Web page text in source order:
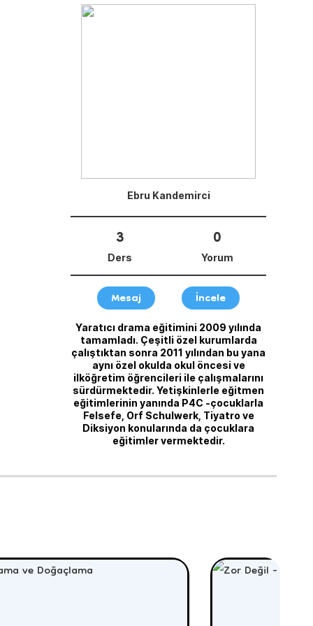
Ebru Kandemirci
3
Ders
0
Yorum
Mesaj İncele
Yaratıcı drama eğitimini 2009 yılında
tamamladı. Çeşitli özel kurumlarda
çalıştıktan sonra 2011 yılından bu yana
aynı özel okulda okul öncesi ve
ilköğretim öğrencileri ile çalışmalarını
sürdürmektedir. Yetişkinlerle eğitmen
eğitimlerinin yanında P4C -çocuklarla
Felsefe, Orf Schulwerk, Tiyatro ve
Diksiyon konularında da çocuklara
eğitimler vermektedir.